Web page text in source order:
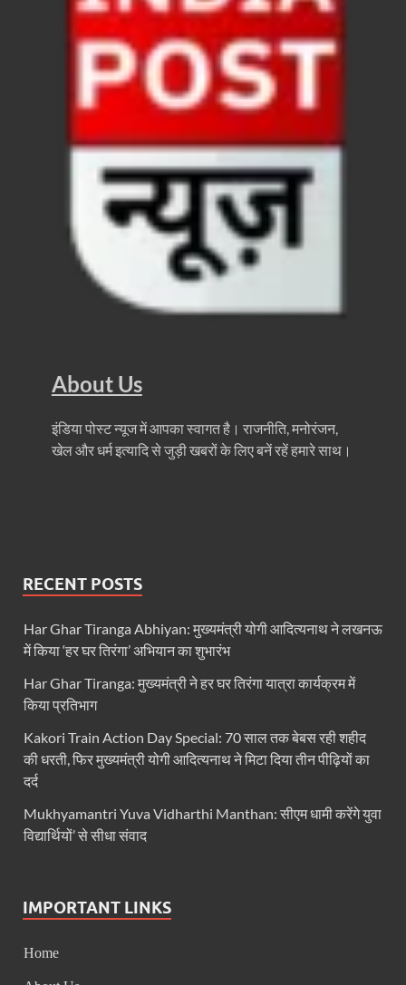
River Drone Survey Model: सीएम योगी के रिवर ड्रोन
Yuwa Sahkar Sammelan: मुख्यमंत्री ने डीएम वाराणसी
Delhi Air Pollution: फेफड़ों के लिए कितनी खतरनाक हुई
Save Aravali Movement: क्या है अरावली की नई
UP Cough Syrup Issue: कोडीन युक्त कफ सिरप मामले
UP Road Safty: सड़क सुरक्षा के लिए मुख्यमंत्री का 4-ई
KP Maurya Statement: माफिया और समाजवादी पार्टी
FSSAI: जांच में अंडे पूरी तरह सुरक्षित पाए गए: FSSAI
Former DGP Prashant Kumar: उत्तर प्रदेश शिक्षा
BJP Working President Nitin Nabin: कौन है नितिन
Ummeed Portal: उम्मीद पोर्टल पर यूपी ने रचा
धरती का स्वास्थ्य सही रहेगा तभी बची रहेगी सृष्टिः योगी
4 Years Achievements Of Uttarakhand
Jairam Ramesh On BJP: श्यामा प्रसाद मुखर्जी के
AIIMS Rishikesh: केन्द्रीय स्वास्थ्य मंत्री जेपी नड्डा से
Ayushman Yojana: मुख्यमंत्री ने 142 नवनियुक्त
About Us
इंडिया पोस्ट न्यूज में आपका स्वागत है। राजनीति, मनोरंजन,
खेल और धर्म इत्यादि से जुड़ी खबरों के लिए बनें रहें हमारे साथ।
RECENT POSTS
Har Ghar Tiranga Abhiyan: मुख्यमंत्री योगी आदित्यनाथ ने लखनऊ
में किया ‘हर घर तिरंगा’ अभियान का शुभारंभ
Har Ghar Tiranga: मुख्यमंत्री ने हर घर तिरंगा यात्रा कार्यक्रम में
किया प्रतिभाग
Kakori Train Action Day Special: 70 साल तक बेबस रही शहीद
की धरती, फिर मुख्यमंत्री योगी आदित्यनाथ ने मिटा दिया तीन पीढ़ियों का
दर्द
Mukhyamantri Yuva Vidharthi Manthan: सीएम धामी करेंगे युवा
विद्यार्थियों’ से सीधा संवाद
IMPORTANT LINKS
Home